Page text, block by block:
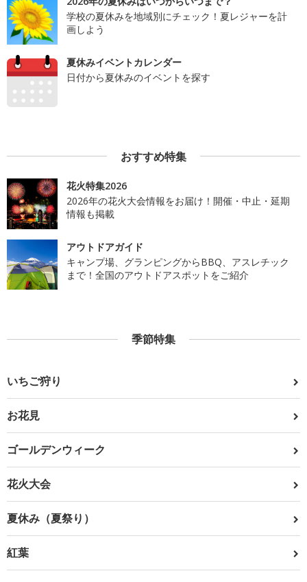
学校の夏休みを地域別にチェック！夏レジャーを計
画しよう
夏休みイベントカレンダー
日付から夏休みのイベントを探す
おすすめ特集
花火特集2026
2026年の花火大会情報をお届け！開催・中止・延期
情報も掲載
アウトドアガイド
キャンプ場、グランピングからBBQ、アスレチック
まで！全国のアウトドアスポットをご紹介
季節特集
いちご狩り
お花見
ゴールデンウィーク
花火大会
夏休み（夏祭り）
紅葉